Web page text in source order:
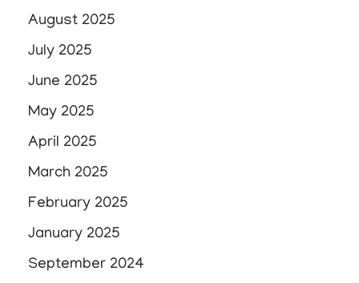
August 2025
July 2025
June 2025
May 2025
April 2025
March 2025
February 2025
January 2025
September 2024